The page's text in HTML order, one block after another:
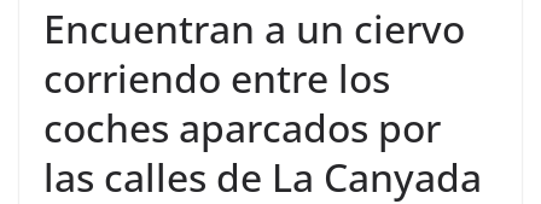
Encuentran a un ciervo
corriendo entre los
coches aparcados por
las calles de La Canyada